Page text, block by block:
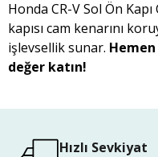
Honda CR-V Sol Ön Kapı
kapısı cam kenarını
işlevsellik sunar.
değer katın!
Hızlı Sevkiyat